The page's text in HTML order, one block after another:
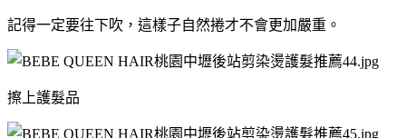
記得一定要往下吹，這樣子自然捲才不會更加嚴重。
擦上護髮品